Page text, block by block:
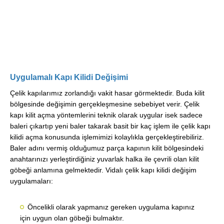
Uygulamalı Kapı Kilidi Değişimi
Çelik kapılarımız zorlandığı vakit hasar görmektedir. Buda kilit
bölgesinde değişimin gerçekleşmesine sebebiyet verir. Çelik
kapı kilit açma yöntemlerini teknik olarak uygular isek sadece
baleri çıkartıp yeni baler takarak basit bir kaç işlem ile çelik kapı
kilidi açma konusunda işlemimizi kolaylıkla gerçekleştirebiliriz.
Baler adını vermiş olduğumuz parça kapının kilit bölgesindeki
anahtarınızı yerleştirdiğiniz yuvarlak halka ile çevrili olan kilit
göbeği anlamına gelmektedir. Vidalı çelik kapı kilidi değişim
uygulamaları:
Öncelikli olarak yapmanız gereken uygulama kapınız
için uygun olan göbeği bulmaktır.